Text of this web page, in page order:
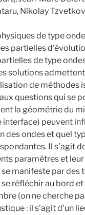
Nikolay
de type
partielles
de type
solutions
de méthodes
questions qui se
la géométrie du
interface) peuvent
ondes et quel
Il s’agit
paramètres et
manifeste par des
réfléchir au bord
(on ne cherche
: il s’agit d’un